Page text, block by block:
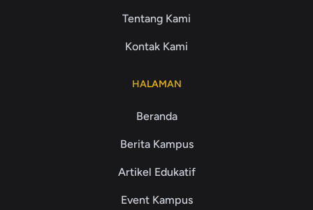
Tentang Kami
Kontak Kami
HALAMAN
Beranda
Berita Kampus
Artikel Edukatif
Event Kampus